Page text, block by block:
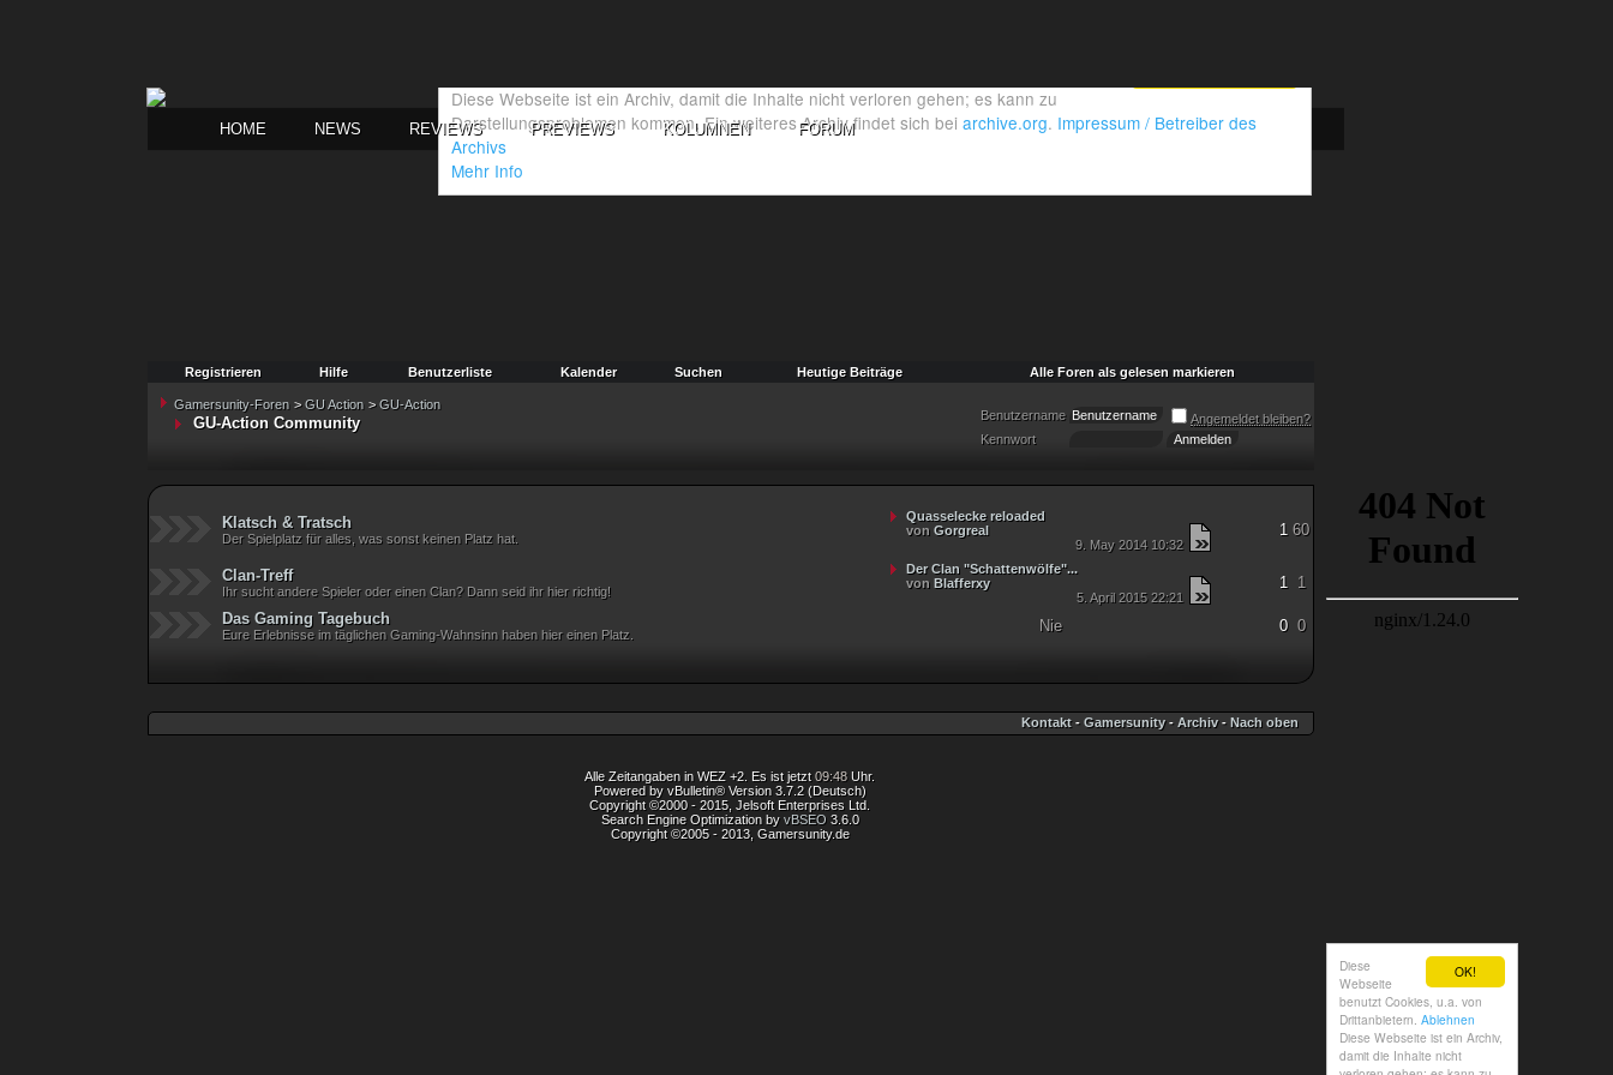
HOME NEWS REVIEWS PREVIEWS KOLUMNEN FORUM
Registrieren Hilfe Benutzerliste Kalender Suchen Heutige Beiträge Alle Foren als gelesen markieren
Gamersunity-Foren >GU Action >GU-Action
GU-Action Community Benutzername
Angemeldet bleiben?
Kennwort
Klatsch & Tratsch
Der Spielplatz für alles, was sonst keinen Platz hat.
Quasselecke reloaded
von Gorgreal
9. May 2014 10:32
1 60
Clan-Treff
Ihr sucht andere Spieler oder einen Clan? Dann seid ihr hier richtig!
Der Clan "Schattenwölfe"...
von Blafferxy
5. April 2015 22:21
1
1
Das Gaming Tagebuch
Eure Erlebnisse im täglichen Gaming-Wahnsinn haben hier einen Platz. Nie 0 0
Kontakt- Gamersunity- Archiv- Nach oben
Alle Zeitangaben in WEZ +2. Es ist jetzt 09:48 Uhr.
Powered by vBulletin® Version 3.7.2 (Deutsch)
Copyright ©2000 - 2015, Jelsoft Enterprises Ltd.
Search Engine Optimization by vBSEO3.6.0
Copyright ©2005 - 2013, Gamersunity.de